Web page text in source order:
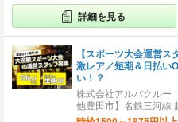
詳細を見る
【スポーツ大会運営ス
激レア／短期＆日払い
い！？
株式会社アルバクル
他豊田市】名鉄三河線